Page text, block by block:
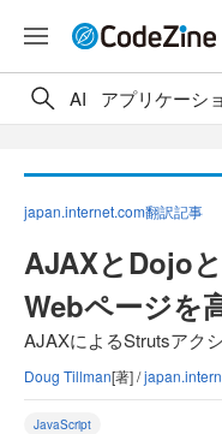
AI アプリケーシ
japan.internet.com翻訳記事
AJAXとDojo
Webページを
AJAXによるStrutsアク
Doug Tillman[著] /
JavaScript